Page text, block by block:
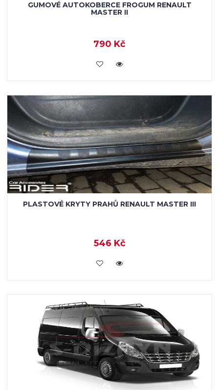
GUMOVÉ AUTOKOBERCE FROGUM RENAULT
MASTER II
790 Kč
KOUPIT
PLASTOVÉ KRYTY PRAHŮ RENAULT MASTER III
546 Kč
KOUPIT